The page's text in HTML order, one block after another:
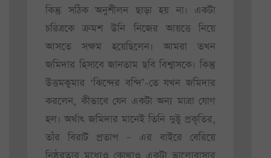
কিন্তু সঠিক অনুশীলন ছাড়া হয় না। একটা
চরিত্রকে ক্রমশ উনি নিজের আয়ত্তে নিয়ে
আসতে সক্ষম হয়েছিলেন। আমরা তখন
জমিদার হিসাবে জানতাম ছবি বিশ্বাসকে। কিন্তু
উত্তমকুমার ‘ঝিন্দের বন্দি’-তে যখন জমিদার
করলেন, কীভাবে যেন একটা অন্য মাত্রা যোগ
হল। অর্থাৎ জমিদার মানেই তিনি দুষ্টু প্রকৃতির,
তাঁর বিরাট প্রতাপ – এর বাইরে বেরিয়ে